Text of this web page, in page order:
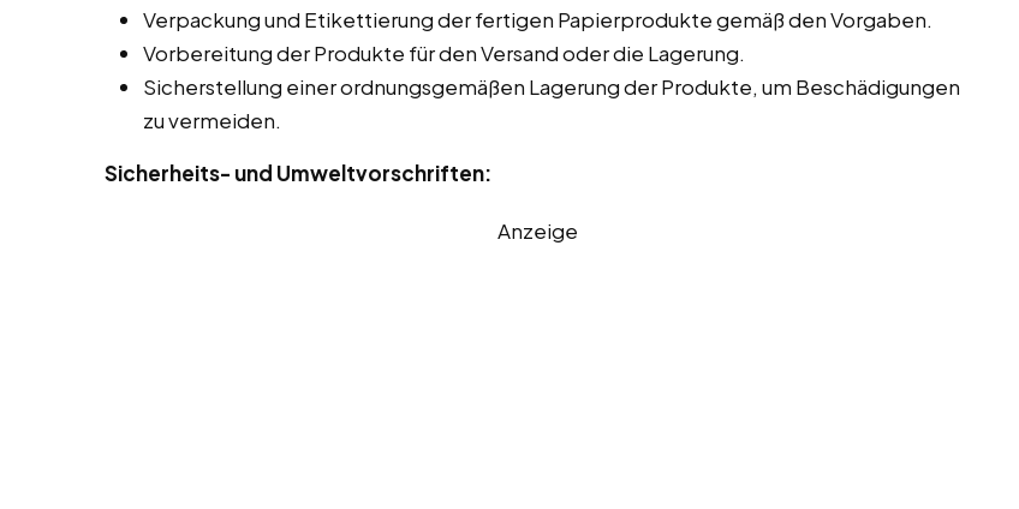
Verpackung und Etikettierung der fertigen Papierprodukte gemäß den Vorgaben.
Vorbereitung der Produkte für den Versand oder die Lagerung.
Sicherstellung einer ordnungsgemäßen Lagerung der Produkte, um Beschädigungen
zu vermeiden.
Sicherheits- und Umweltvorschriften:
Anzeige